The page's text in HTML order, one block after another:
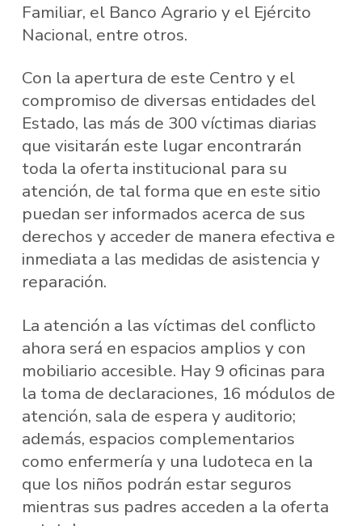
Familiar, el Banco Agrario y el Ejército
Nacional, entre otros.
Con la apertura de este Centro y el
compromiso de diversas entidades del
Estado, las más de 300 víctimas diarias
que visitarán este lugar encontrarán
toda la oferta institucional para su
atención, de tal forma que en este sitio
puedan ser informados acerca de sus
derechos y acceder de manera efectiva e
inmediata a las medidas de asistencia y
reparación.
La atención a las víctimas del conflicto
ahora será en espacios amplios y con
mobiliario accesible. Hay 9 oficinas para
la toma de declaraciones, 16 módulos de
atención, sala de espera y auditorio;
además, espacios complementarios
como enfermería y una ludoteca en la
que los niños podrán estar seguros
mientras sus padres acceden a la oferta